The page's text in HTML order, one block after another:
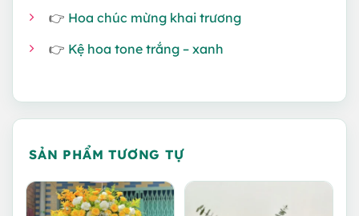
👉 Hoa chúc mừng khai trương
👉 Kệ hoa tone trắng – xanh
SẢN PHẨM TƯƠNG TỰ